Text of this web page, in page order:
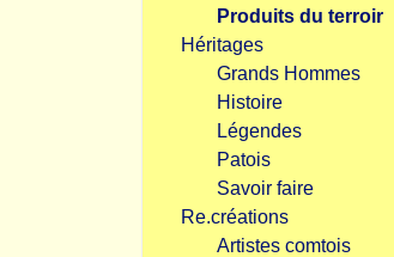
Produits du terroir
Héritages
Grands Hommes
Histoire
Légendes
Patois
Savoir faire
Re.créations
Artistes comtois